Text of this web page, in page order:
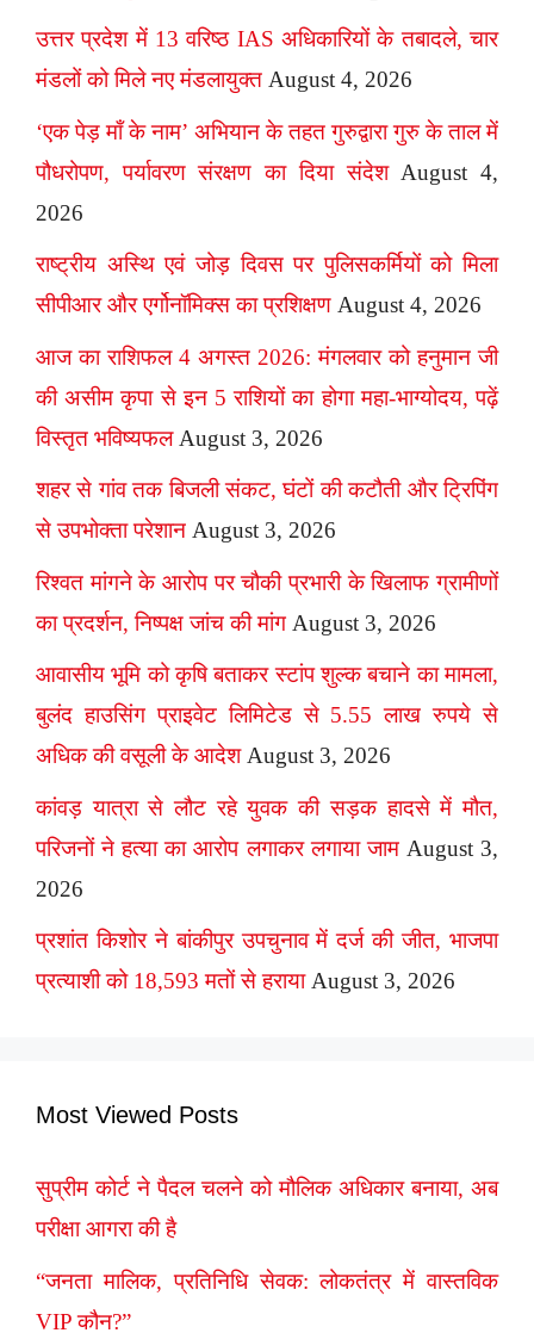
उत्तर प्रदेश में 13 वरिष्ठ IAS अधिकारियों के तबादले, चार
मंडलों को मिले नए मंडलायुक्त August 4, 2026
‘एक पेड़ माँ के नाम’ अभियान के तहत गुरुद्वारा गुरु के ताल में
पौधरोपण, पर्यावरण संरक्षण का दिया संदेश August 4,
2026
राष्ट्रीय अस्थि एवं जोड़ दिवस पर पुलिसकर्मियों को मिला
सीपीआर और एर्गोनॉमिक्स का प्रशिक्षण August 4, 2026
आज का राशिफल 4 अगस्त 2026: मंगलवार को हनुमान जी
की असीम कृपा से इन 5 राशियों का होगा महा-भाग्योदय, पढ़ें
विस्तृत भविष्यफल August 3, 2026
शहर से गांव तक बिजली संकट, घंटों की कटौती और ट्रिपिंग
से उपभोक्ता परेशान August 3, 2026
रिश्वत मांगने के आरोप पर चौकी प्रभारी के खिलाफ ग्रामीणों
का प्रदर्शन, निष्पक्ष जांच की मांग August 3, 2026
आवासीय भूमि को कृषि बताकर स्टांप शुल्क बचाने का मामला,
बुलंद हाउसिंग प्राइवेट लिमिटेड से 5.55 लाख रुपये से
अधिक की वसूली के आदेश August 3, 2026
कांवड़ यात्रा से लौट रहे युवक की सड़क हादसे में मौत,
परिजनों ने हत्या का आरोप लगाकर लगाया जाम August 3,
2026
प्रशांत किशोर ने बांकीपुर उपचुनाव में दर्ज की जीत, भाजपा
प्रत्याशी को 18,593 मतों से हराया August 3, 2026
Most Viewed Posts
सुप्रीम कोर्ट ने पैदल चलने को मौलिक अधिकार बनाया, अब
परीक्षा आगरा की है
“जनता मालिक, प्रतिनिधि सेवक: लोकतंत्र में वास्तविक
VIP कौन?”